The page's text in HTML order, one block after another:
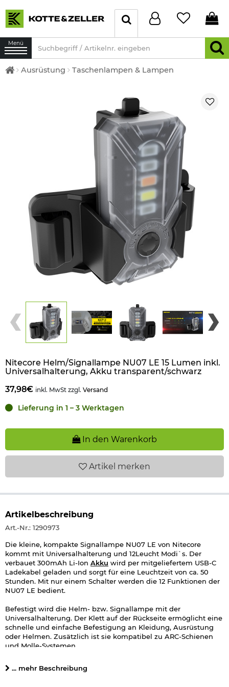
Menü
Ausrüstung Taschenlampen & Lampen
Nitecore Helm/Signallampe NU07 LE 15 Lumen inkl.
Universalhalterung, Akku transparent/schwarz
37,98€ inkl. MwSt zzgl. Versand
Lieferung in 1 – 3 Werktagen
In den Warenkorb
Artikel merken
Artikelbeschreibung
Art.-Nr.: 1290973
Die kleine, kompakte Signallampe NU07 LE von Nitecore
kommt mit Universalhalterung und 12Leucht Modi`s. Der
verbauet 300mAh Li-Ion Akku wird per mitgeliefertem USB-C
Ladekabel geladen und sorgt für eine Leuchtzeit von ca. 50
Stunden. Mit nur einem Schalter werden die 12 Funktionen der
NU07 LE bedient.
Befestigt wird die Helm- bzw. Signallampe mit der
Universalhalterung. Der Klett auf der Rückseite ermöglicht eine
schnelle und einfache Befestigung an Kleidung, Ausrüstung
oder Helmen. Zusätzlich ist sie kompatibel zu ARC-Schienen
und Molle-Systemen.
Lieferumfang:
... mehr Beschreibung